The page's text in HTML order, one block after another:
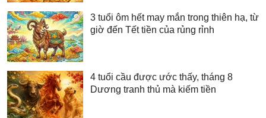
3 tuổi ôm hết may mắn trong thiên hạ, từ
giờ đến Tết tiền của rủng rỉnh
4 tuổi cầu được ước thấy, tháng 8
Dương tranh thủ mà kiếm tiền